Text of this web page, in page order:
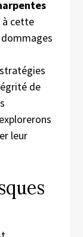
à cette
de
leur